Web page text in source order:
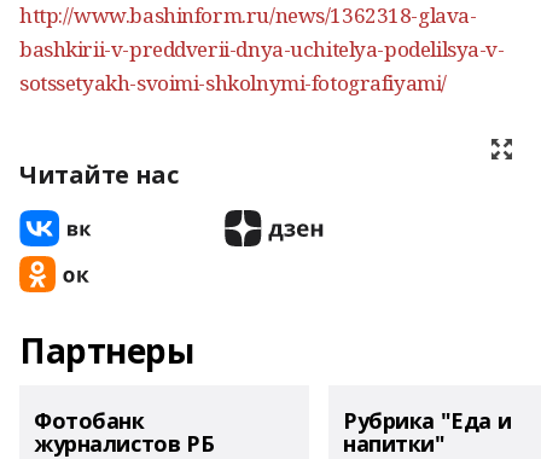
http://www.bashinform.ru/news/1362318-glava-
bashkirii-v-preddverii-dnya-uchitelya-podelilsya-v-
sotssetyakh-svoimi-shkolnymi-fotografiyami/
Читайте нас
Партнеры
Фотобанк
журналистов РБ
Рубрика "Еда и
напитки"